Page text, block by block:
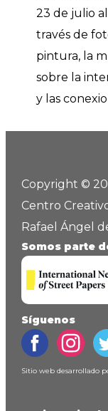
23 de julio
través de
pintura, la
sobre la
y las
Copyright ©
Centro
Rafael Ángel
Somos parte
Síguenos
Sitio web desarrollado